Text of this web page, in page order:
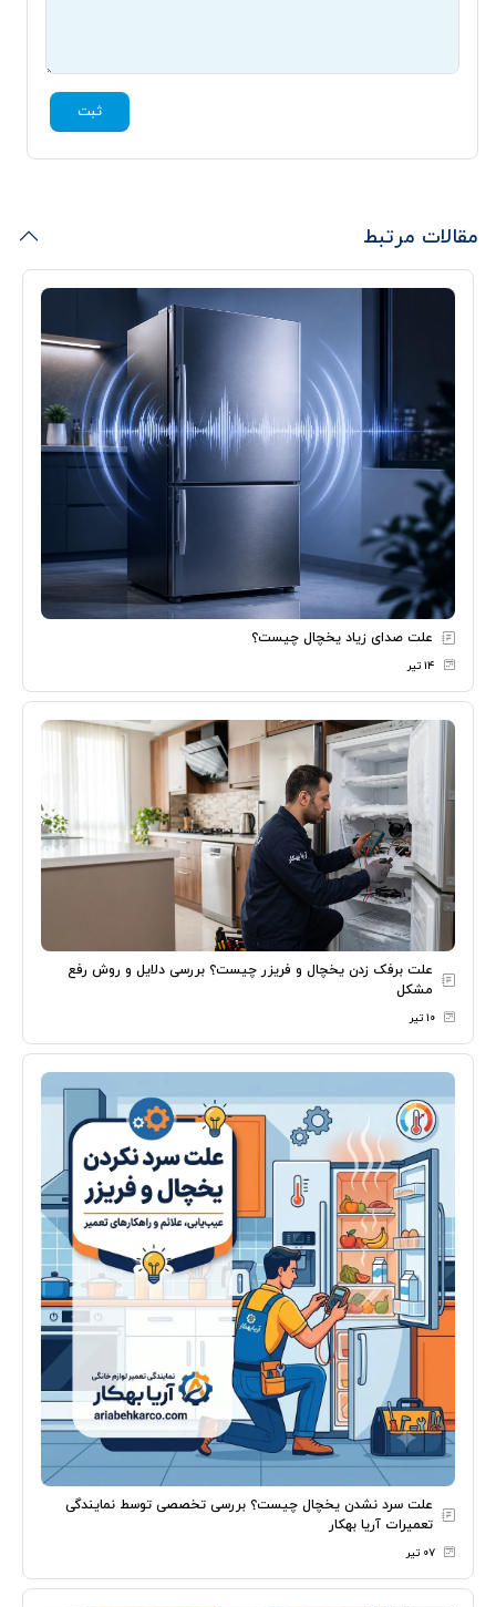
ثبت
مقالات مرتبط
علت صدای زیاد یخچال چیست؟
۱۴ تیر
علت برفک زدن یخچال و فریزر چیست؟ بررسی دلایل و روش رفع
مشکل
۱۰ تیر
علت سرد نشدن یخچال چیست؟ بررسی تخصصی توسط نمایندگی
تعمیرات آریا بهکار
۰۷ تیر